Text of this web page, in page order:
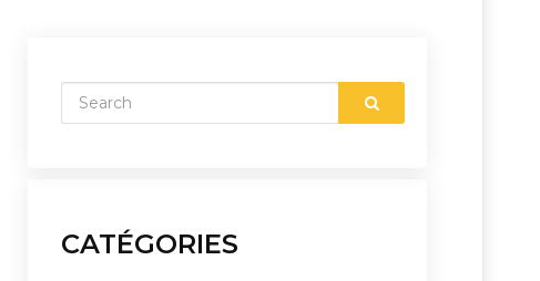
CATÉGORIES